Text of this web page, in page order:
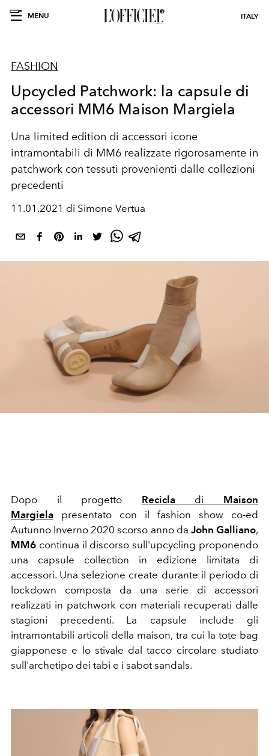
MENU ITALY
FASHION
Upcycled Patchwork: la capsule di
accessori MM6 Maison Margiela
Una limited edition di accessori icone
intramontabili di MM6 realizzate rigorosamente in
patchwork con tessuti provenienti dalle collezioni
precedenti
11.01.2021 di Simone Vertua
Dopo il progetto Recicladi Maison
Margiela presentato con il fashion show co-ed
Autunno Inverno 2020 scorso anno da John Galliano,
MM6 continua il discorso sull'upcycling proponendo
una capsule collection in edizione limitata di
accessori. Una selezione create durante il periodo di
lockdown composta da una serie di accessori
realizzati in patchwork con materiali recuperati dalle
stagioni precedenti. La capsule include gli
intramontabili articoli della maison, tra cui la tote bag
giapponese e lo stivale dal tacco circolare studiato
sull'archetipo dei tabi e i sabot sandals.